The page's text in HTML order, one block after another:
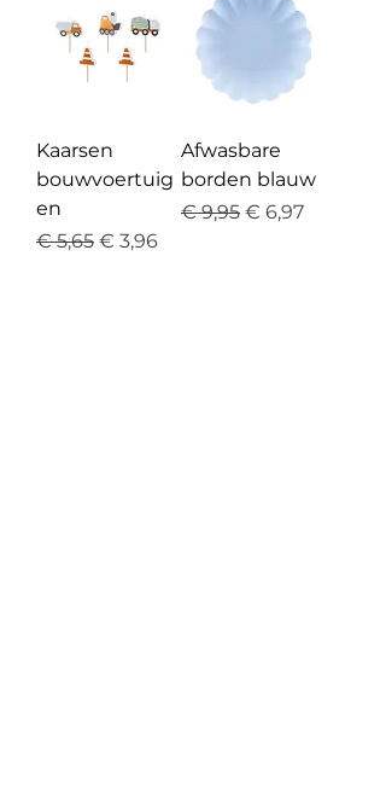
Kaarsen
bouwvoertuig
en
Normale prijs
€ 5,65 Verkoopprijs
€ 3,96
Afwasbare
borden blauw
Normale prijs
€ 9,95 Verkoopprijs
€ 6,97